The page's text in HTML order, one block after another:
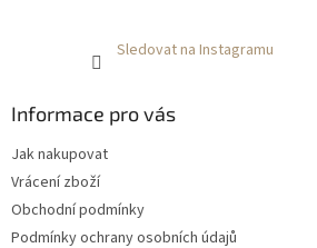
Sledovat na Instagramu
Informace pro vás
Jak nakupovat
Vrácení zboží
Obchodní podmínky
Podmínky ochrany osobních údajů